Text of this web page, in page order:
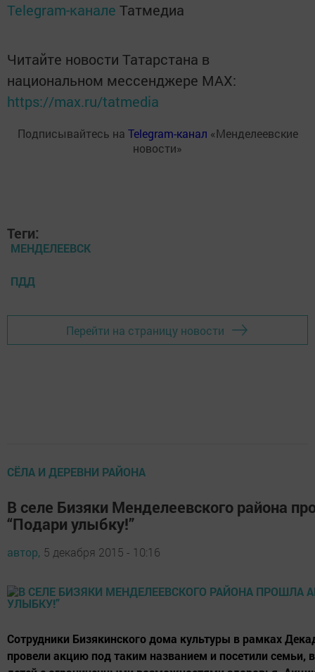
Telegram-канале Татмедиа
Читайте новости Татарстана в
национальном мессенджере MАХ:
https://max.ru/tatmedia
Подписывайтесь на Telegram-канал «Менделеевские
новости»
Теги:
МЕНДЕЛЕЕВСК
ПДД
Перейти на страницу новости
СЁЛА И ДЕРЕВНИ РАЙОНА
В селе Бизяки Менделеевского района
“Подари улыбку!”
автор, 5 декабря 2015 - 10:16
Сотрудники Бизякинского дома культуры в рамках
провели акцию под таким названием и посетили